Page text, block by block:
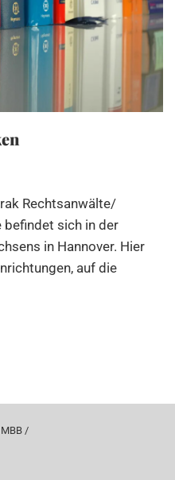
Rechtsanwälte/
sich in der
in Hannover. Hier
auf die
MBB /